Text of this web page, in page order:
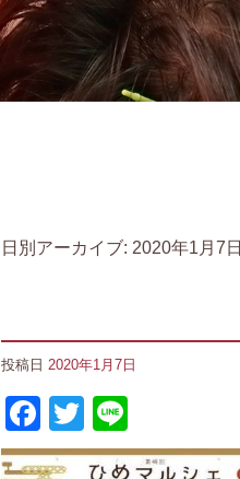
日別アーカイブ: 2020年1月7日
投稿日 2020年1月7日
Facebook
Twitter